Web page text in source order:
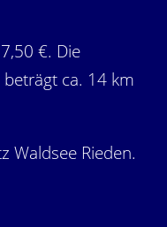
€. Die
ca. 14 km
Waldsee Rieden.